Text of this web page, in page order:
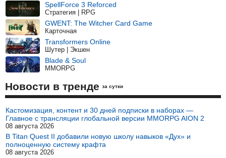
SpellForce 3 Reforced
Стратегия | RPG
GWENT: The Witcher Card Game
Карточная
Transformers Online
Шутер | Экшен
Blade & Soul
MMORPG
Новости в тренде за сутки
Кастомизация, контент и 30 дней подписки в наборах —
Главное с трансляции глобальной версии MMORPG AION 2
08 августа 2026
В Titan Quest II добавили новую школу навыков «Дух» и
полноценную систему крафта
08 августа 2026